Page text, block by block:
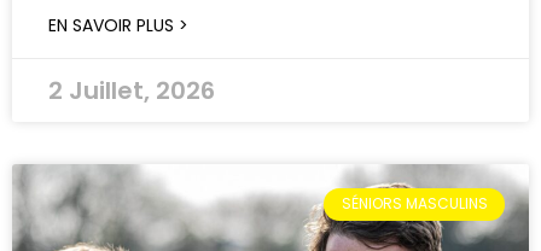
EN SAVOIR PLUS >
2 Juillet, 2026
SÉNIORS MASCULINS